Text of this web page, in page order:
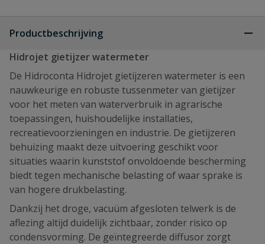
Productbeschrijving
Hidrojet gietijzer watermeter
De Hidroconta Hidrojet gietijzeren watermeter is een
nauwkeurige en robuste tussenmeter van gietijzer
voor het meten van waterverbruik in agrarische
toepassingen, huishoudelijke installaties,
recreatievoorzieningen en industrie. De gietijzeren
behuizing maakt deze uitvoering geschikt voor
situaties waarin kunststof onvoldoende bescherming
biedt tegen mechanische belasting of waar sprake is
van hogere drukbelasting.
Dankzij het droge, vacuüm afgesloten telwerk is de
aflezing altijd duidelijk zichtbaar, zonder risico op
condensvorming. De geïntegreerde diffusor zorgt